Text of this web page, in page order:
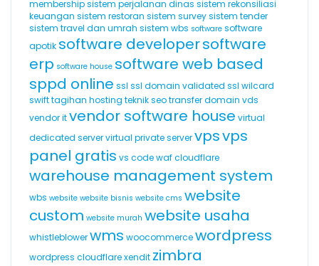
membershipsistem perjalanan dinas sistem rekonsiliasi
keuangan sistem restoran sistem surveysistem tender
sistem travel dan umrah sistem wbs software software
apotik software developersoftware
erp software house software web based
sppd online ssl ssl domain validated ssl wilcard
swifttagihan hosting teknik seotransfer domain vds
vendor itvendor software house virtual
dedicated servervirtual private servervpsvps
panel gratis vs codewaf cloudflare
warehouse management system
wbs website website bisnis website cms website
custom website murah website usaha
whistleblowerwms woocommercewordpress
wordpress cloudflarexendit zimbra